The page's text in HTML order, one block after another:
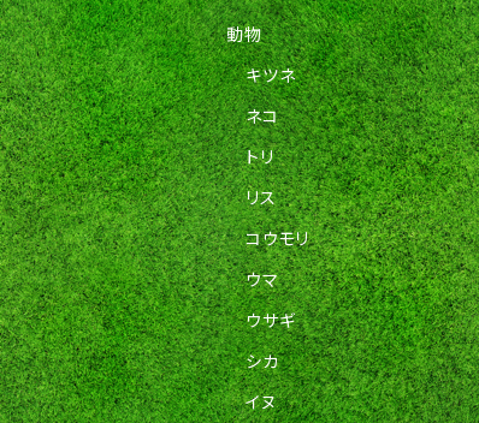
動物
キツネ
ネコ
トリ
リス
コウモリ
ウマ
ウサギ
シカ
イヌ